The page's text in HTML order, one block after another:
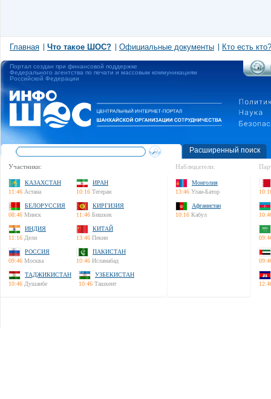
Главная Что такое ШОС? Официальные документы Кто есть кто?
Портал создан при финансовой поддержке
Федерального агентства по печати и массовым коммуникациям
Российской Федерации
Расширенный поиск
Участники:
КАЗАХСТАН
11:46 Астана
ИРАН
10:16 Тегеран
БЕЛОРУССИЯ
08:46 Минск
КИРГИЗИЯ
11:46 Бишкек
ИНДИЯ
11:16 Дели
КИТАЙ
13:46 Пекин
РОССИЯ
09:46 Москва
ПАКИСТАН
10:46 Исламабад
ТАДЖИКИСТАН
10:46 Душанбе
УЗБЕКИСТАН
10:46 Ташкент
Наблюдатели:
Монголия
13:46 Улан-Батор
Афганистан
10:16 Кабул